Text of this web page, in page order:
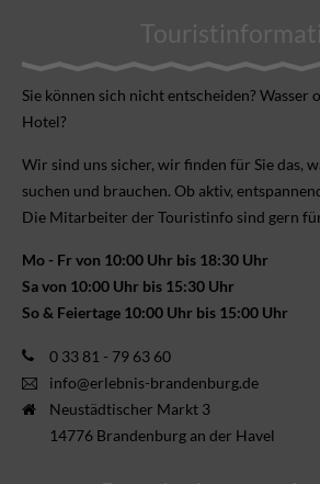
Sie können sich nicht ent­scheiden? Wasser
Hotel?
Wir sind uns sicher, wir finden für Sie das,
suchen und brauchen. Ob aktiv,
Die Mitarbeiter der Touristinfo sind gern
Mo - Fr von 10:00 Uhr bis 18:30 Uhr
Sa von 10:00 Uhr bis 15:30 Uhr
So & Feiertage 10:00 Uhr bis 15:00 Uhr
0 33 81 - 79 63 60
info@erlebnis-brandenburg.de
Neustädtischer Markt 3
14776 Brandenburg an der Havel